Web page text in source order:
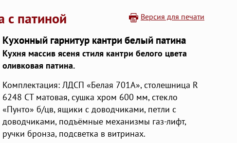
Версия для печати
с патиной
Кухонный гарнитур кантри белый патина
Кухня массив ясеня стиля кантри белого цвета
оливковая патина.
Комплектация: ЛДСП «Белая 701А», столешница R
6248 CТ матовая, сушка хром 600 мм, стекло
«Пунто» б/цв, ящики с доводчиками, петли с
доводчиками, подъёмные механизмы газ-лифт,
ручки бронза, подсветка в витринах.